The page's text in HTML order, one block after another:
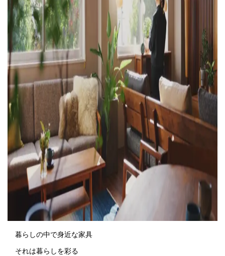
暮らしの中で身近な家具
それは暮らしを彩る